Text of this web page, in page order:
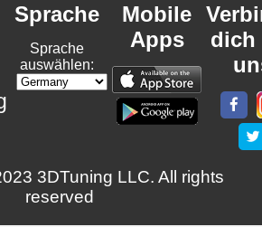
Sprache
Sprache
auswählen:
Mobile
Apps
dich
3DTuning LLC. All rights
reserved